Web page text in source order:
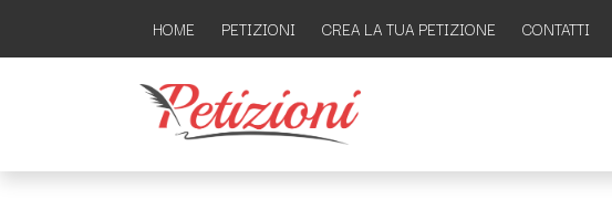
HOME PETIZIONI CREA LA TUA PETIZIONE CONTATTI